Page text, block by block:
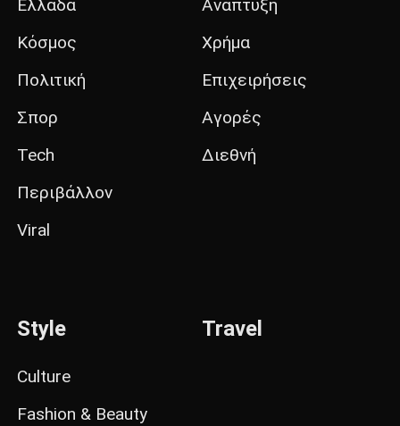
Ελλάδα
Κόσμος
Πολιτική
Σπορ
Tech
Περιβάλλον
Viral
Ανάπτυξη
Χρήμα
Επιχειρήσεις
Αγορές
Διεθνή
Style
Culture
Fashion & Beauty
Travel